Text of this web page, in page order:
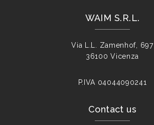
WAIM S.R.L.
Via L.L. Zamenhof, 697
36100 Vicenza
P.IVA 04044090241
Contact us